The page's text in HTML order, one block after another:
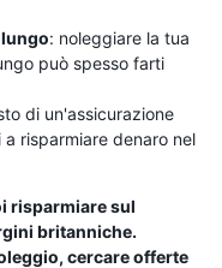
: noleggiare la tua
può spesso farti
di un'assicurazione
risparmiare denaro nel
risparmiare sul
britanniche.
cercare offerte